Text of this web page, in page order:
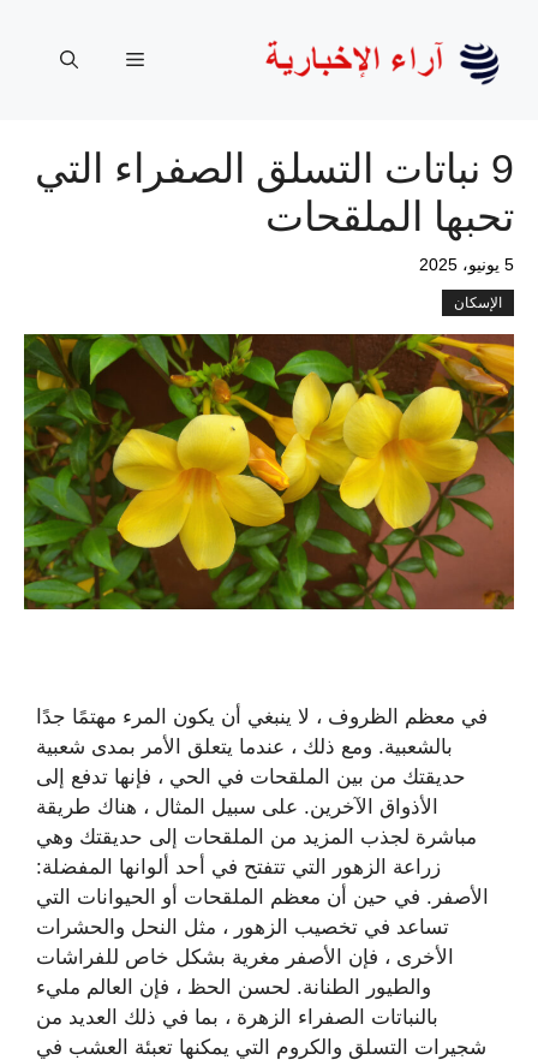
المحتوى
القائمة
9 نباتات التسلق الصفراء التي
تحبها الملقحات
5 يونيو، 2025
الإسكان
في معظم الظروف ، لا ينبغي أن يكون المرء مهتمًا جدًا
بالشعبية. ومع ذلك ، عندما يتعلق الأمر بمدى شعبية
حديقتك من بين الملقحات في الحي ، فإنها تدفع إلى
الأذواق الآخرين. على سبيل المثال ، هناك طريقة
مباشرة لجذب المزيد من الملقحات إلى حديقتك وهي
زراعة الزهور التي تتفتح في أحد ألوانها المفضلة:
الأصفر. في حين أن معظم الملقحات أو الحيوانات التي
تساعد في تخصيب الزهور ، مثل النحل والحشرات
الأخرى ، فإن الأصفر مغرية بشكل خاص للفراشات
والطيور الطنانة. لحسن الحظ ، فإن العالم مليء
بالنباتات الصفراء الزهرة ، بما في ذلك العديد من
شجيرات التسلق والكروم التي يمكنها تعبئة العشب في